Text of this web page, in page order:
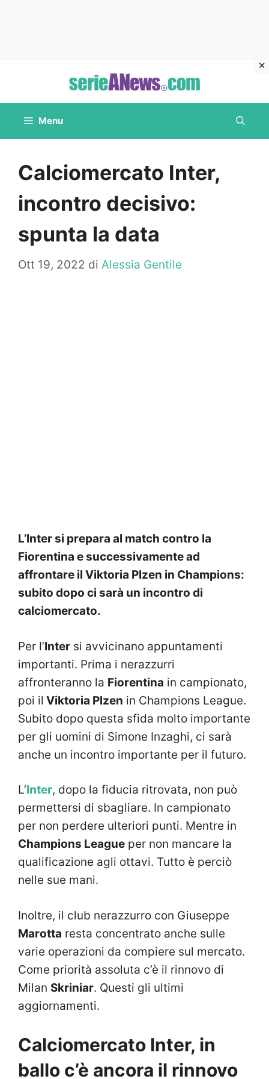
contenuto
Menu
Calciomercato Inter,
incontro decisivo:
spunta la data
Ott 19, 2022 di Alessia Gentile
L’Inter si prepara al match contro la
Fiorentina e successivamente ad
affrontare il Viktoria Plzen in Champions:
subito dopo ci sarà un incontro di
calciomercato.
Per l’Inter si avvicinano appuntamenti
importanti. Prima i nerazzurri
affronteranno la Fiorentina in campionato,
poi il Viktoria Plzen in Champions League.
Subito dopo questa sfida molto importante
per gli uomini di Simone Inzaghi, ci sarà
anche un incontro importante per il futuro.
L’Inter, dopo la fiducia ritrovata, non può
permettersi di sbagliare. In campionato
per non perdere ulteriori punti. Mentre in
Champions League per non mancare la
qualificazione agli ottavi. Tutto è perciò
nelle sue mani.
Inoltre, il club nerazzurro con Giuseppe
Marotta resta concentrato anche sulle
varie operazioni da compiere sul mercato.
Come priorità assoluta c’è il rinnovo di
Milan Skriniar. Questi gli ultimi
aggiornamenti.
Calciomercato Inter, in
ballo c’è ancora il rinnovo